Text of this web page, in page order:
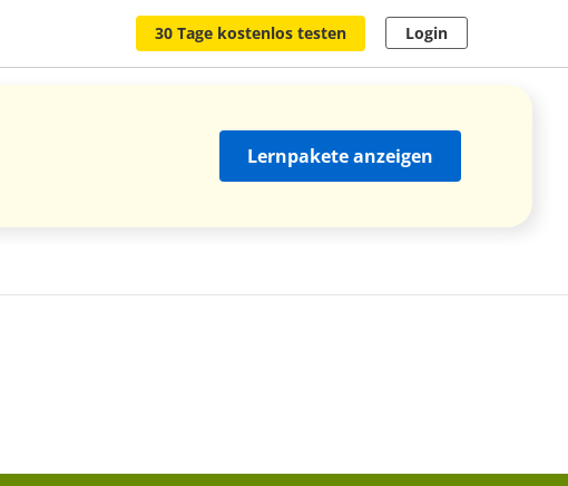
30 Tage kostenlos testen Login
Lernpakete anzeigen